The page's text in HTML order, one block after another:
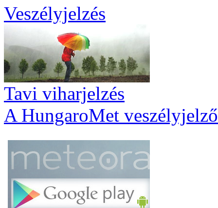
Veszélyjelzés
Tavi viharjelzés
A HungaroMet